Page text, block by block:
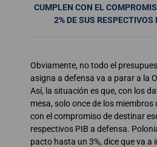
CUMPLEN CON EL
2% DE SUS RESPECTIVOS
Obviamente, no todo el
asigna a defensa va a parar a la
Así, la situación es que, con los
mesa, solo once de los miembros
con el compromiso de destinar
respectivos PIB a defensa.
pacto hasta un 3%, dice que va a